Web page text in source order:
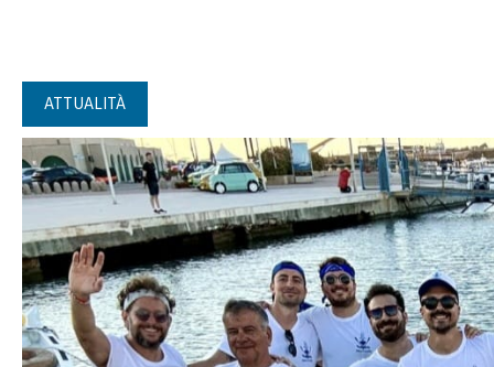
ATTUALITÀ